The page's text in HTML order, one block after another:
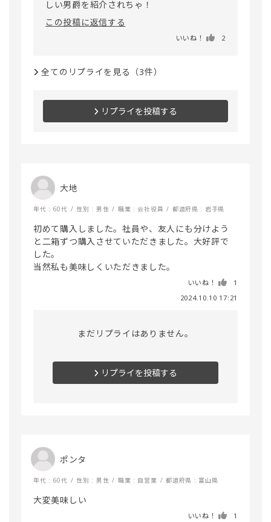
この投稿に返信する
いいね！ 2
全てのリプライを見る（3件）
リプライを投稿する
大地
年代 : 60代 性別 : 男性 職業 : 会社役員 都道府県 : 岩手県
初めて購入しました。社員や、友人にも分けよう
と二箱ずつ購入させていただきました。大好評で
した。
いいね！
1
2024.10.10 17:21
まだリプライはありません。
リプライを投稿する
ポンタ
年代 : 60代 性別 : 男性 職業 : 自営業 都道府県 : 富山県
大変美味しい
いいね！ 1